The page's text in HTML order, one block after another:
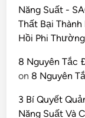
Năng Suất -
Thất Bại
Hồi Phi Thường
8 Nguyên Tắc
on 8 Nguyên
3 Bí Quyết
Năng Suất Và